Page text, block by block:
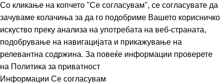
Со кликање на копчето "Се согласувам", се согласувате да
зачуваме колачиња за да го подобриме Вашето корисничко
искуство преку анализа на употребата на веб-страната,
подобрување на навигацијата и прикажување на
релевантна содржина. За повеќе информации проверете
на Политика за приватност
Информации Се согласувам